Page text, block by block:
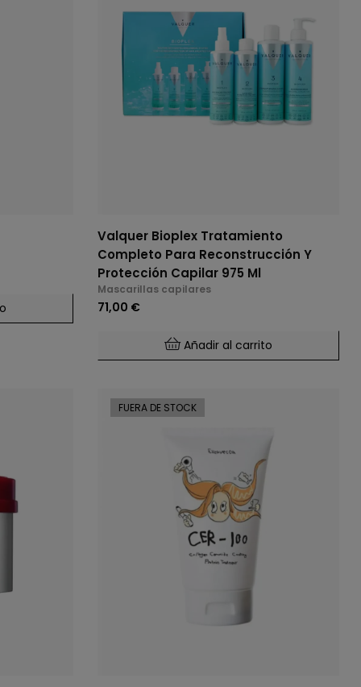
Valquer Bioplex Tratamiento
Completo Para Reconstrucción Y
Protección Capilar 975 Ml
Mascarillas capilares
71,00 €
Añadir al carrito
FUERA DE STOCK